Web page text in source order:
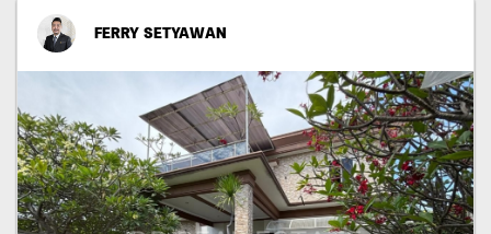
FERRY SETYAWAN